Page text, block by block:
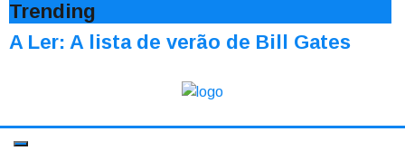
Trending
A Ler: A lista de verão de Bill Gates